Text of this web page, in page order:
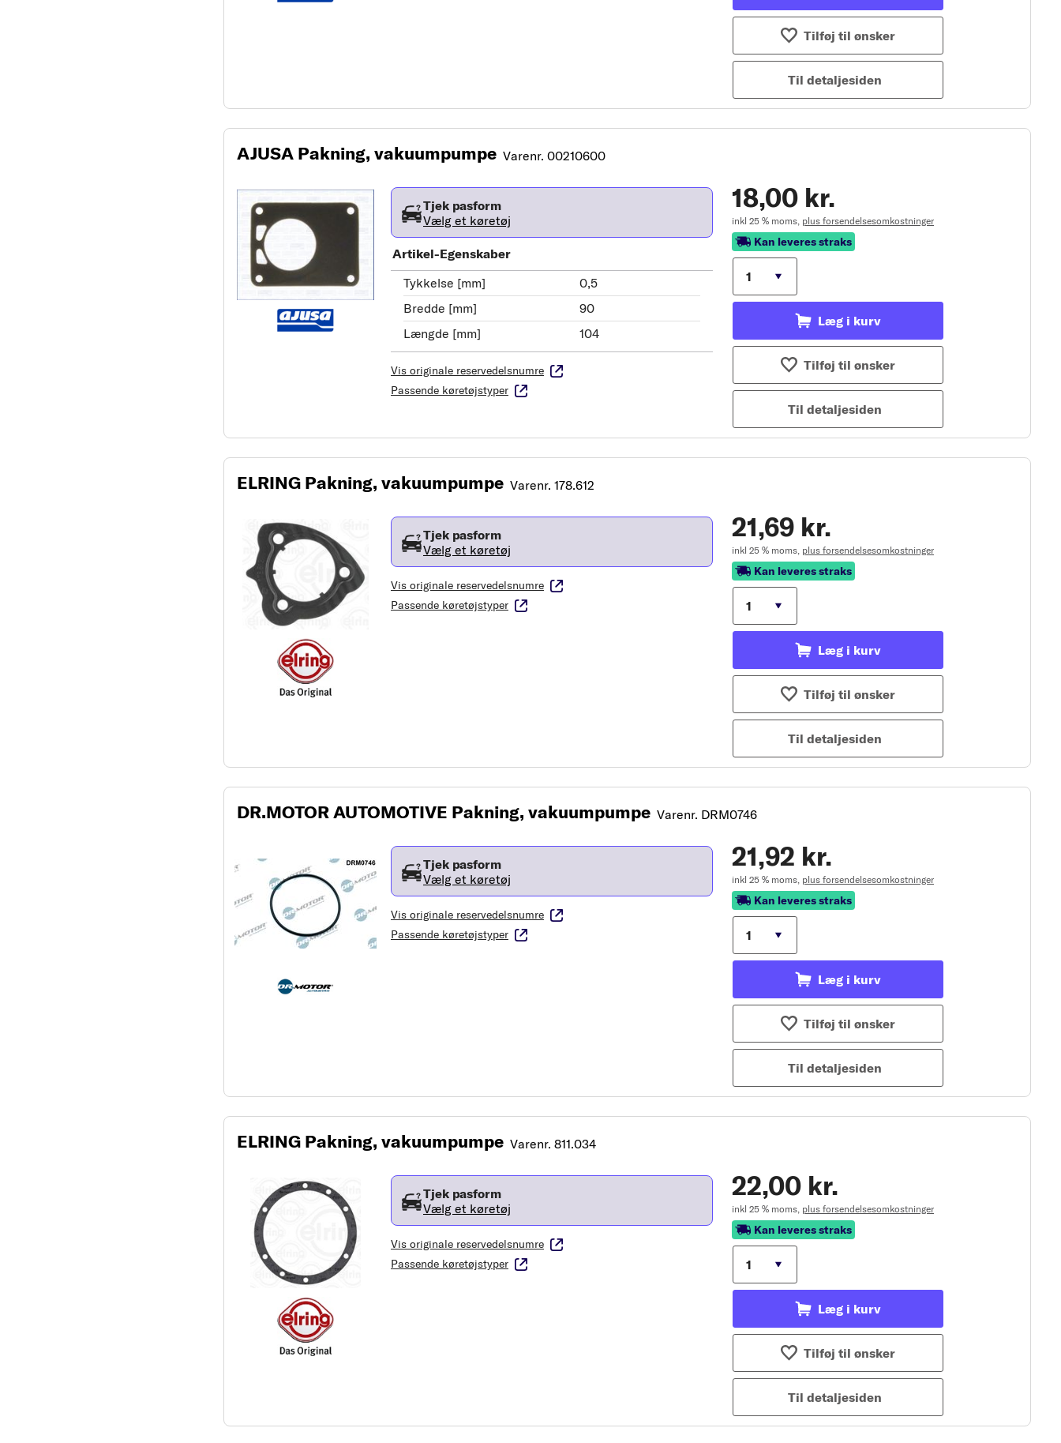
Tilføj til ønsker
Til detaljesiden
AJUSA Pakning, vakuumpumpe Varenr. 00210600
Tjek pasform
Vælg et køretøj
Artikel-Egenskaber
Tykkelse [mm]
0,5
Bredde [mm]
90
Længde [mm]
104
Vis originale reservedelsnumre
Passende køretøjstyper
18,00 kr.
inkl 25 % moms, plus forsendelsesomkostninger
Kan leveres straks
Læg i kurv
Tilføj til ønsker
Til detaljesiden
ELRING Pakning, vakuumpumpe Varenr. 178.612
Tjek pasform
Vælg et køretøj
Vis originale reservedelsnumre
Passende køretøjstyper
21,69 kr.
inkl 25 % moms, plus forsendelsesomkostninger
Kan leveres straks
Læg i kurv
Tilføj til ønsker
Til detaljesiden
DR.MOTOR AUTOMOTIVE Pakning, vakuumpumpe Varenr. DRM0746
Tjek pasform
Vælg et køretøj
Vis originale reservedelsnumre
Passende køretøjstyper
21,92 kr.
inkl 25 % moms, plus forsendelsesomkostninger
Kan leveres straks
Læg i kurv
Tilføj til ønsker
Til detaljesiden
ELRING Pakning, vakuumpumpe Varenr. 811.034
Tjek pasform
Vælg et køretøj
Vis originale reservedelsnumre
Passende køretøjstyper
22,00 kr.
inkl 25 % moms, plus forsendelsesomkostninger
Kan leveres straks
Læg i kurv
Tilføj til ønsker
Til detaljesiden